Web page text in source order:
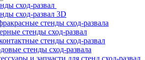
сход-развал
сход-развал 3D
стенды сход-развала
стенды сход-развал
стенды сход-развал
стенды сход-развала
и запчасти для стенд сход-развал